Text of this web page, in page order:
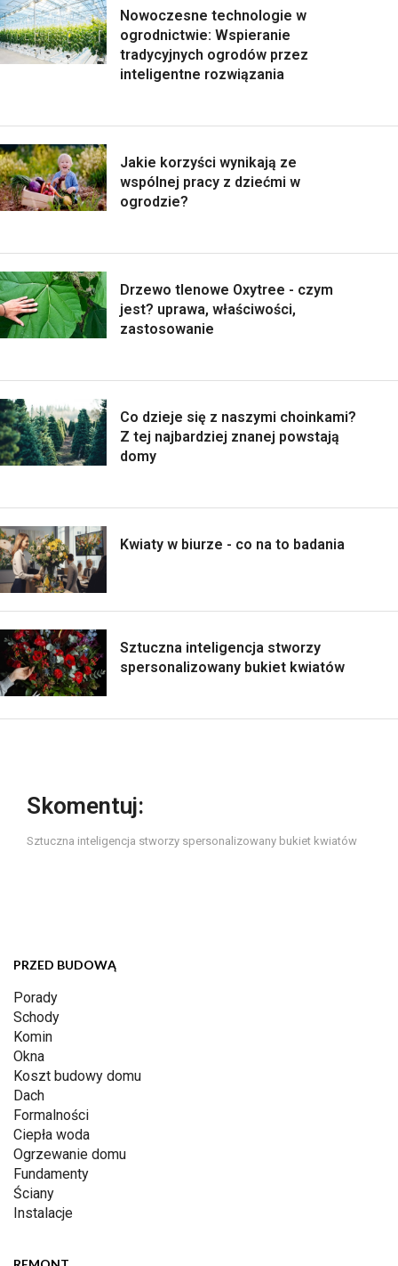
Nowoczesne technologie w
ogrodnictwie: Wspieranie
tradycyjnych ogrodów przez
inteligentne rozwiązania
Jakie korzyści wynikają ze
wspólnej pracy z dziećmi w
ogrodzie?
Drzewo tlenowe Oxytree - czym
jest? uprawa, właściwości,
zastosowanie
Co dzieje się z naszymi choinkami?
Z tej najbardziej znanej powstają
domy
Kwiaty w biurze - co na to badania
Sztuczna inteligencja stworzy
spersonalizowany bukiet kwiatów
Skomentuj:
Sztuczna inteligencja stworzy spersonalizowany bukiet kwiatów
PRZED BUDOWĄ
Porady
Schody
Komin
Okna
Koszt budowy domu
Dach
Formalności
Ciepła woda
Ogrzewanie domu
Fundamenty
Ściany
Instalacje